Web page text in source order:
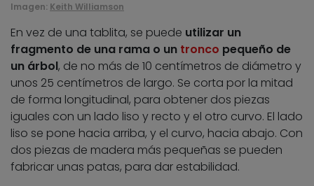
Imagen: Keith Williamson
En vez de una tablita, se puede utilizar un
fragmento de una rama o un tronco pequeño de
un árbol, de no más de 10 centímetros de diámetro y
unos 25 centímetros de largo. Se corta por la mitad
de forma longitudinal, para obtener dos piezas
iguales con un lado liso y recto y el otro curvo. El lado
liso se pone hacia arriba, y el curvo, hacia abajo. Con
dos piezas de madera más pequeñas se pueden
fabricar unas patas, para dar estabilidad.